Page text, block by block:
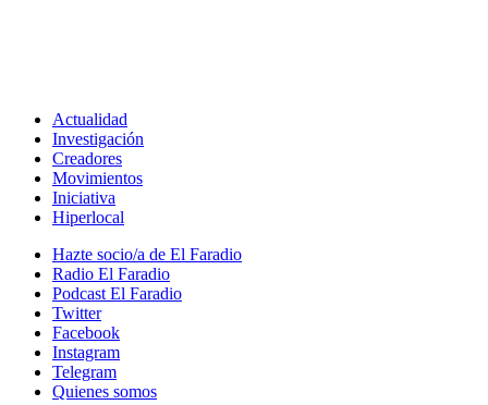
Actualidad
Investigación
Creadores
Movimientos
Iniciativa
Hiperlocal
Hazte socio/a de El Faradio
Radio El Faradio
Podcast El Faradio
Twitter
Facebook
Instagram
Telegram
Quienes somos